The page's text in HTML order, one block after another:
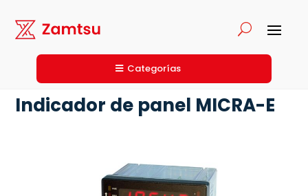
Categorías
Indicador de panel MICRA-E